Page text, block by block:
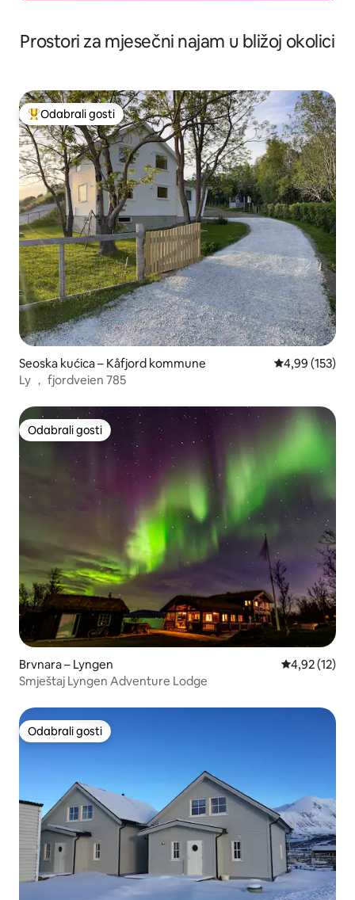
Prostori za mjesečni najam u bližoj okolici
Među najviše rangiranima s oznakom „Odabrali gosti”
Odabrali gosti
Seoska kućica – Kåfjord kommune Prosječna
4,99 (153)
Ly ， fjordveien 785
Odabrali gosti
Odabrali gosti
Brvnara – Lyngen Prosječna
4,92 (12)
Smještaj Lyngen Adventure Lodge
Odabrali gosti
Odabrali gosti